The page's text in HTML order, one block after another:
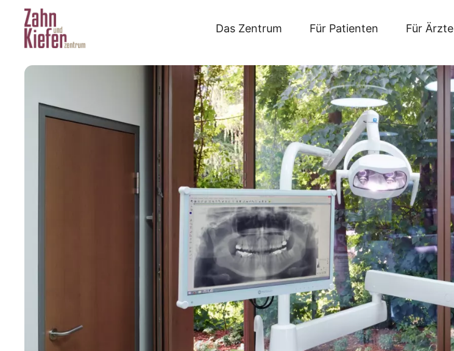
Das Zentrum Für Patienten Für Ärzte